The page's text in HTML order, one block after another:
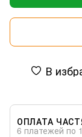
В
ОПЛАТА
6 платежей по